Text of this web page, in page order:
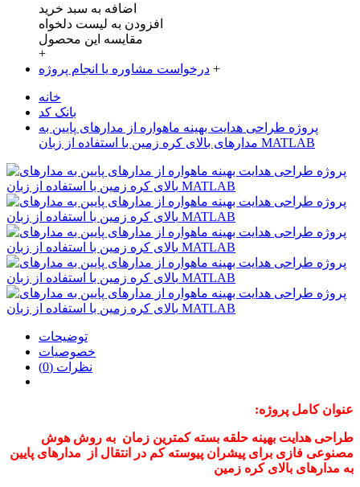
اضافه به سبد خرید
افزودن به لیست دلخواه
مقایسه این محصول
+
درخواست مشاوره یا انجام پروژه +
خانه
بانک کد
پروژه طراحی هدايت بهينه ماهواره از مدارهای پايين به
مدارهای بالای کره زمين ‬با استفاده از زبان MATLAB
توضیحات
خصوصیات
نظرات (0)
عنوان کامل پروژه:
طراحی هدايت بهينه حلقه بسته کمترين زمان به روش هوش
مصنوعی فازی برای پيشران پيوسته کم در انتقال از ‫ مدارهای پايين
به مدارهای بالای کره زمين ‬